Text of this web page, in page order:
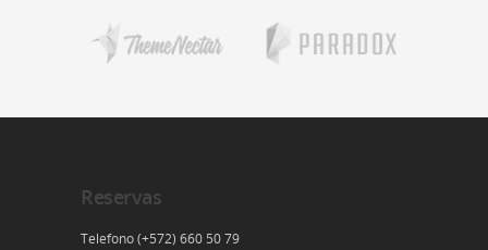
Reservas
Telefono (+572) 660 50 79